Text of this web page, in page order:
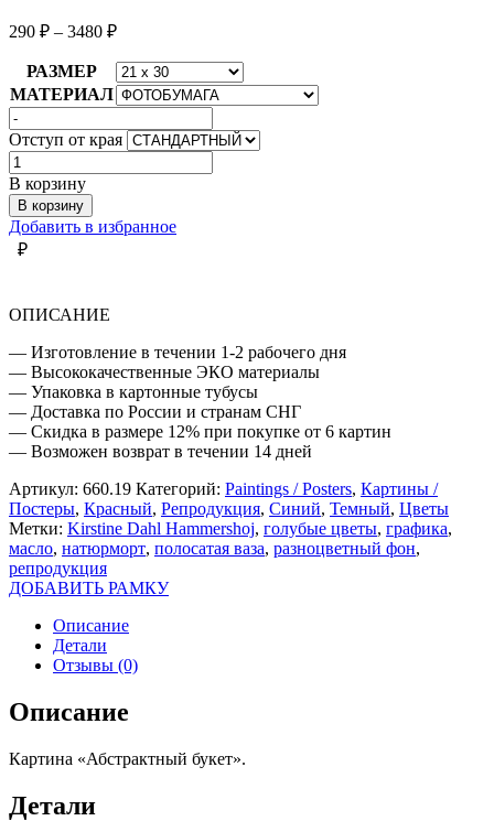
290 ₽ – 3480 ₽
РАЗМЕР
МАТЕРИАЛ
Отступ от края
Количество
товара
АБСТРАКТНЫЙ
БУКЕТ
В корзину
В корзину
Добавить в избранное
₽
ОПИСАНИЕ
— Изготовление в течении 1-2 рабочего дня
— Высококачественные ЭКО материалы
— Упаковка в картонные тубусы
— Доставка по России и странам СНГ
— Скидка в размере 12% при покупке от 6 картин
— Возможен возврат в течении 14 дней
Артикул: 660.19 Категорий: Paintings / Posters, Картины /
Постеры, Красный, Репродукция, Синий, Темный, Цветы
Метки: Kirstine Dahl Hammershoj, голубые цветы, графика,
масло, натюрморт, полосатая ваза, разноцветный фон,
репродукция
ДОБАВИТЬ РАМКУ
Описание
Детали
Отзывы (0)
Описание
Картина «Абстрактный букет».
Детали